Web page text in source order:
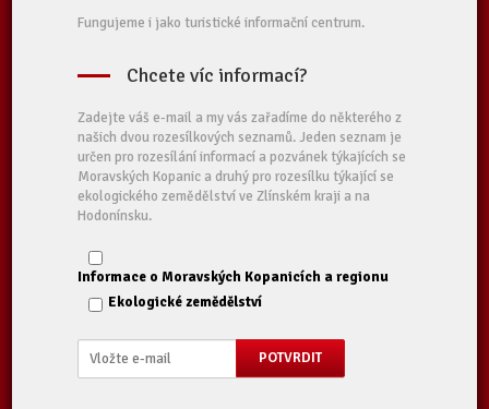
Fungujeme i jako turistické informační centrum.
Chcete víc informací?
Zadejte váš e-mail a my vás zařadíme do některého z
našich dvou rozesílkových seznamů. Jeden seznam je
určen pro rozesílání informací a pozvánek týkajících se
Moravských Kopanic a druhý pro rozesílku týkající se
ekologického zemědělství ve Zlínském kraji a na
Hodonínsku.
Informace o Moravských Kopanicích a regionu
Ekologické zemědělství